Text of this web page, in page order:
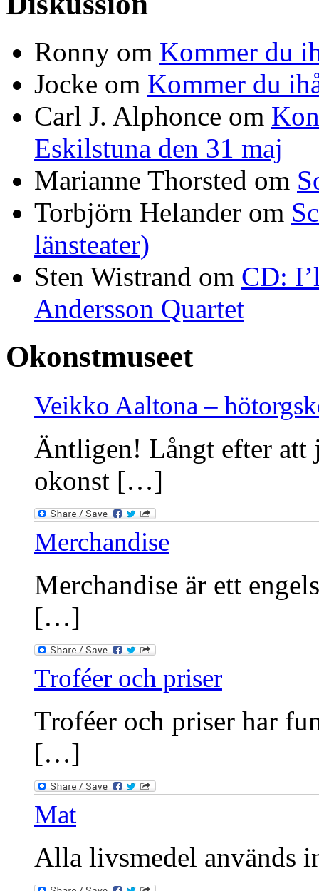
Ronny om Kommer du
Jocke om Kommer du
Carl J. Alphonce om
Eskilstuna den 31 maj
Marianne Thorsted om
Torbjörn Helander om
länsteater)
Sten Wistrand om CD:
Andersson Quartet
Okonstmuseet
Veikko Aaltona –
Äntligen! Långt efter att
okonst […]
Merchandise
Merchandise är ett
[…]
Troféer och priser
Troféer och priser har
[…]
Mat
Alla livsmedel används